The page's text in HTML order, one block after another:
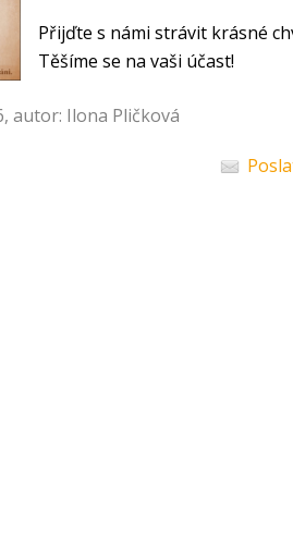
Přijďte s námi strávit krásné
Těšíme se na vaši účast!
autor: Ilona Pličková